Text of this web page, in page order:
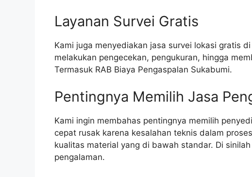
Layanan Survei Gratis
Kami juga menyediakan jasa survei lokasi gratis
melakukan pengecekan, pengukuran, hingga
Termasuk RAB Biaya Pengaspalan Sukabumi.
Pentingnya Memilih Jasa
Kami ingin membahas pentingnya memilih
cepat rusak karena kesalahan teknis dalam
kualitas material yang di bawah standar. Di
pengalaman.